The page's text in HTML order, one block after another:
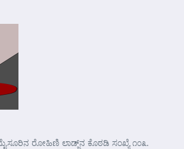
ರೋಹಿಣಿ ಲಾಡ್ಜ್‌ನ ಕೊಠಡಿ ಸಂಖ್ಯೆ ೧೦೩.